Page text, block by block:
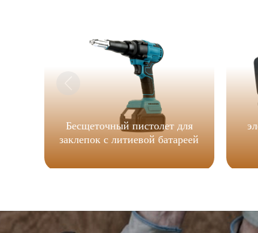
Бесщеточный пистолет для
заклепок с литиевой батареей